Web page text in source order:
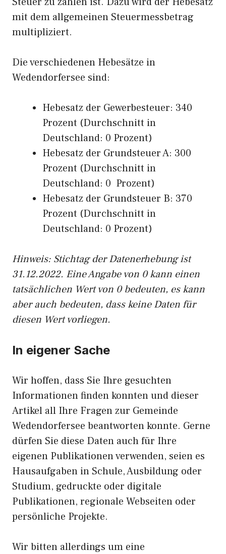
mit dem allgemeinen Steuermessbetrag
multipliziert.
Die verschiedenen Hebesätze in
Wedendorfersee sind:
Hebesatz der Gewerbesteuer: 340
Prozent (Durchschnitt in
Deutschland: 0 Prozent)
Hebesatz der Grundsteuer A: 300
Prozent (Durchschnitt in
Deutschland: 0 Prozent)
Hebesatz der Grundsteuer B: 370
Prozent (Durchschnitt in
Deutschland: 0 Prozent)
Hinweis: Stichtag der Datenerhebung ist
31.12.2022. Eine Angabe von 0 kann einen
tatsächlichen Wert von 0 bedeuten, es kann
aber auch bedeuten, dass keine Daten für
diesen Wert vorliegen.
In eigener Sache
Wir hoffen, dass Sie Ihre gesuchten
Informationen finden konnten und dieser
Artikel all Ihre Fragen zur Gemeinde
Wedendorfersee beantworten konnte. Gerne
dürfen Sie diese Daten auch für Ihre
eigenen Publikationen verwenden, seien es
Hausaufgaben in Schule, Ausbildung oder
Studium, gedruckte oder digitale
Publikationen, regionale Webseiten oder
persönliche Projekte.
Wir bitten allerdings um eine